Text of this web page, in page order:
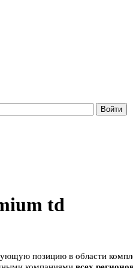
td
позицию в области